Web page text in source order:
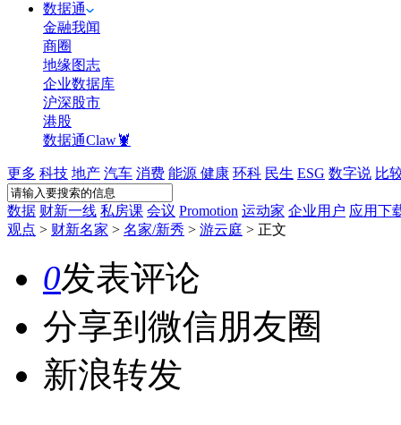
数据通
金融我闻
商圈
地缘图志
企业数据库
沪深股市
港股
数据通Claw🦞
更多 科技 地产 汽车 消费 能源 健康 环科 民生 ESG 数字说 比
数据 财新一线 私房课 会议 Promotion 运动家 企业用户 应用下
观点 > 财新名家 > 名家/新秀 > 游云庭 > 正文
0发表评论
分享到微信朋友圈
新浪转发